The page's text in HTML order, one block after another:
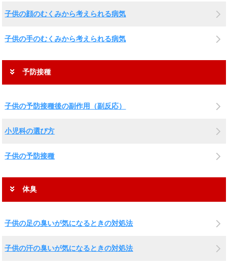
子供の顔のむくみから考えられる病気
子供の手のむくみから考えられる病気
予防接種
子供の予防接種後の副作用（副反応）
小児科の選び方
子供の予防接種
体臭
子供の足の臭いが気になるときの対処法
子供の汗の臭いが気になるときの対処法